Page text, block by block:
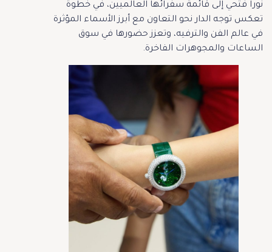
نورا فتحي إلى قائمة سفرائها العالميين، في خطوة
تعكس توجه الدار نحو التعاون مع أبرز الأسماء المؤثرة
في عالم الفن والترفيه، وتعزز حضورها في سوق
الساعات والمجوهرات الفاخرة.